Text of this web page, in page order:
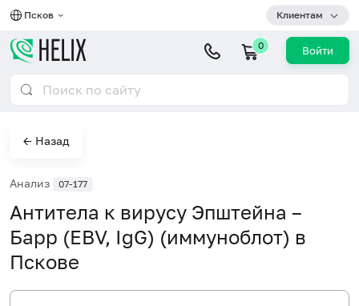
Псков Клиентам
0 Войти
← Назад
Анализ 07-177
Антитела к вирусу Эпштейна –
Барр (EBV, IgG) (иммуноблот) в
Пскове